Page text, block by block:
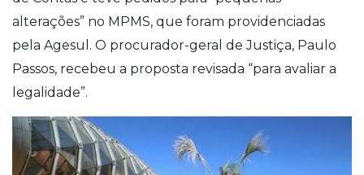
alterações” no MPMS, que foram providenciadas
pela Agesul. O procurador-geral de Justiça, Paulo
Passos, recebeu a proposta revisada “para avaliar a
legalidade”.